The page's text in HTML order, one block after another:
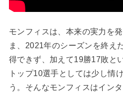
モンフィスは、本来の実力を
ま、2021年のシーズンを終え
得できず、加えて19勝17敗と
トップ10選手としては少し情
う。そんなモンフィスはイン